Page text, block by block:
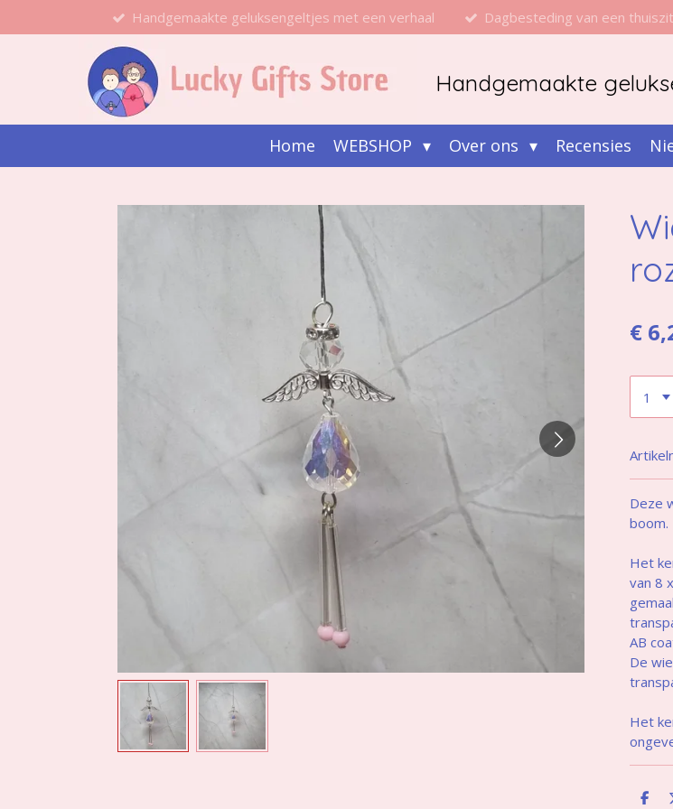
direct
hoofdinhoud
Handgemaakte geluksengeltjes met een verhaal Dagbesteding van een
Handgemaakte
Home WEBSHOP Over ons Recensies
€
Deze
boom.
Het
van 8
AB
De
Het
D